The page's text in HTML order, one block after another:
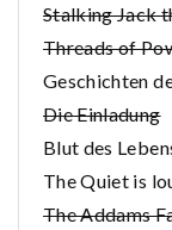
Stalking Jack
Threads of
Geschichten
Die Einladung
Blut des
The Quiet is
The Addams